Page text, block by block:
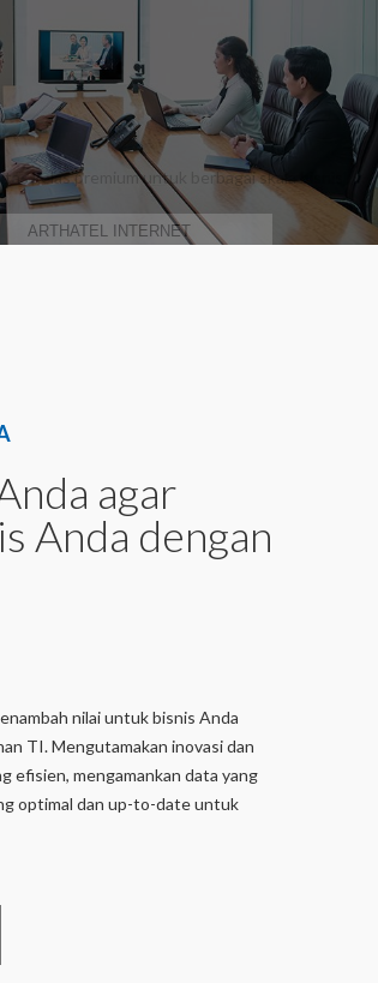
ArthatelInternet
agar
Anda dengan
nilai untuk bisnis Anda
TI. Mengutamakan inovasi dan
efisien, mengamankan data yang
optimal dan up-to-date untuk